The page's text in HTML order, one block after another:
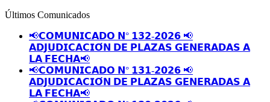
Últimos Comunicados
📢𝗖𝗢𝗠𝗨𝗡𝗜𝗖𝗔𝗗𝗢 𝗡° 𝟭𝟯𝟮-𝟮𝟬𝟮𝟲 📢
𝗔𝗗𝗝𝗨𝗗𝗜𝗖𝗔𝗖𝗜𝗢́𝗡 𝗗𝗘 𝗣𝗟𝗔𝗭𝗔𝗦 𝗚𝗘𝗡𝗘𝗥𝗔𝗗𝗔𝗦 𝗔
𝗟𝗔 𝗙𝗘𝗖𝗛𝗔📢
📢𝗖𝗢𝗠𝗨𝗡𝗜𝗖𝗔𝗗𝗢 𝗡° 𝟭𝟯𝟭-𝟮𝟬𝟮𝟲 📢
𝗔𝗗𝗝𝗨𝗗𝗜𝗖𝗔𝗖𝗜𝗢́𝗡 𝗗𝗘 𝗣𝗟𝗔𝗭𝗔𝗦 𝗚𝗘𝗡𝗘𝗥𝗔𝗗𝗔𝗦 𝗔
𝗟𝗔 𝗙𝗘𝗖𝗛𝗔📢